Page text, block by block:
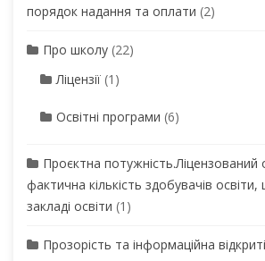
порядок надання та оплати (2)
Про школу (22)
Ліцензії (1)
Освітні програми (6)
Проєктна потужність.Ліцензований
фактична кількість здобувачів
закладі освіти (1)
Прозорість та інформаційна